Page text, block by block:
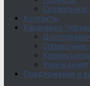
Социальное
Контакты
Карачаево-
Справочник
Учреждения
Предложения и